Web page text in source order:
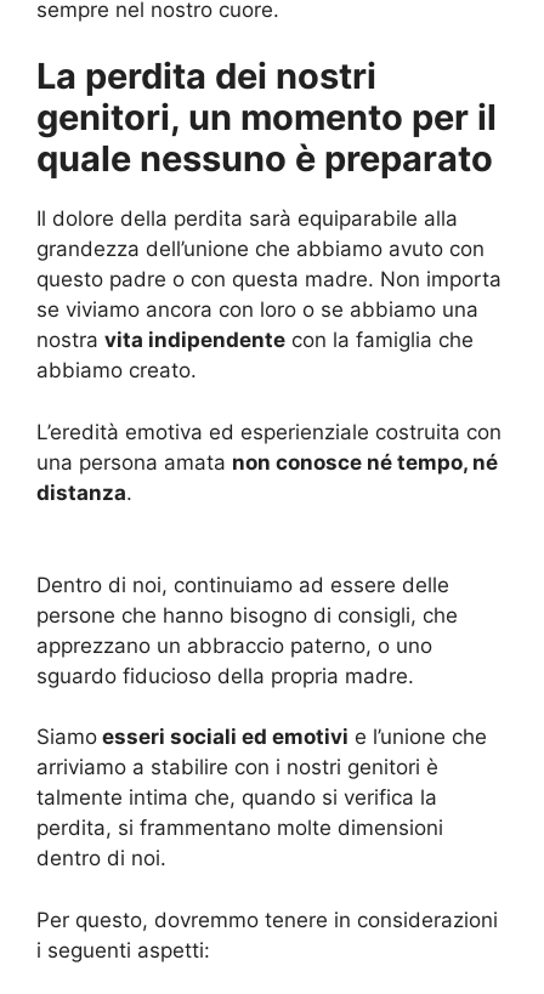
sempre nel nostro cuore.
La perdita dei nostri
genitori, un momento per il
quale nessuno è preparato
Il dolore della perdita sarà equiparabile alla
grandezza dell’unione che abbiamo avuto con
questo padre o con questa madre. Non importa
se viviamo ancora con loro o se abbiamo una
nostra vita indipendente con la famiglia che
abbiamo creato.
L’eredità emotiva ed esperienziale costruita con
una persona amata non conosce né tempo, né
distanza.
Dentro di noi, continuiamo ad essere delle
persone che hanno bisogno di consigli, che
apprezzano un abbraccio paterno, o uno
sguardo fiducioso della propria madre.
Siamo esseri sociali ed emotivi e l’unione che
arriviamo a stabilire con i nostri genitori è
talmente intima che, quando si verifica la
perdita, si frammentano molte dimensioni
dentro di noi.
Per questo, dovremmo tenere in considerazioni
i seguenti aspetti: